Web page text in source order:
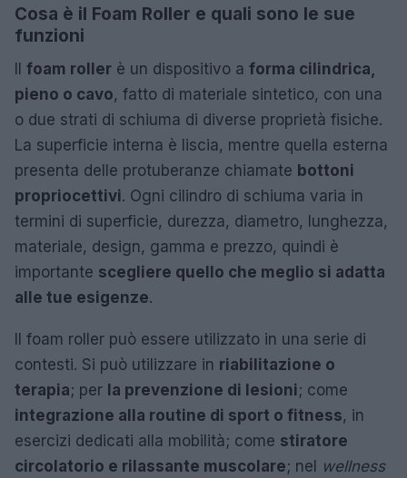
Cosa è il Foam Roller e quali sono le sue
funzioni
foam roller è un dispositivo a forma cilindrica,
pieno o cavo, fatto di materiale sintetico, con una
o due strati di schiuma di diverse proprietà fisiche.
La superficie interna è liscia, mentre quella esterna
presenta delle protuberanze chiamate bottoni
propriocettivi. Ogni cilindro di schiuma varia in
termini di superficie, durezza, diametro, lunghezza,
materiale, design, gamma e prezzo, quindi è
importante scegliere quello che meglio si adatta
alle tue esigenze.
Il foam roller può essere utilizzato in una serie di
contesti. Si può utilizzare in riabilitazione o
terapia; per la prevenzione di lesioni; come
integrazione alla routine di sport o fitness, in
esercizi dedicati alla mobilità; come stiratore
circolatorio e rilassante muscolare; nel
wellness